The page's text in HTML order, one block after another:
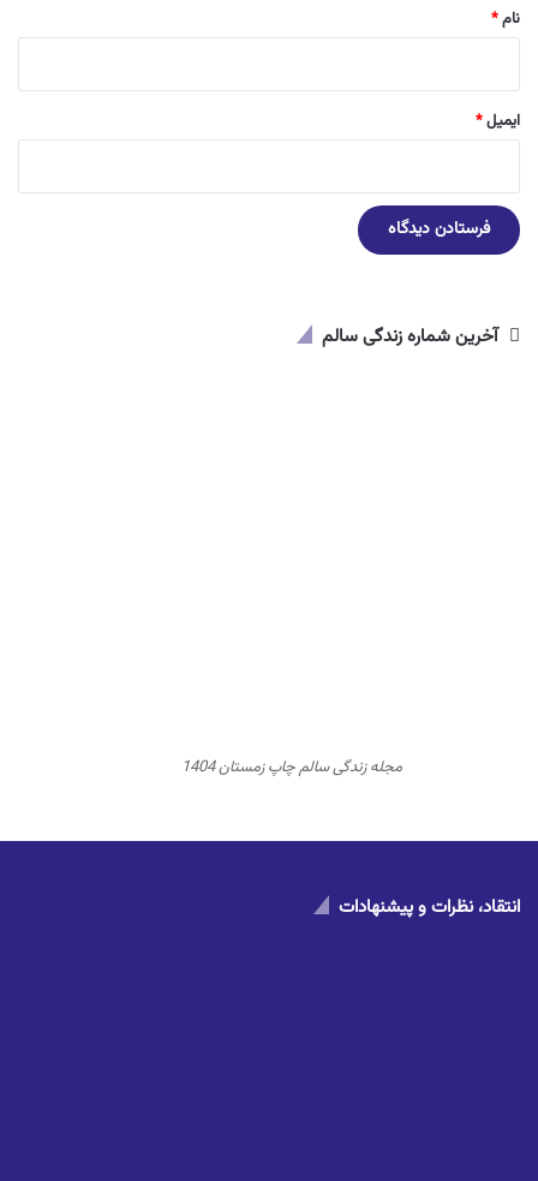
نام*
ایمیل*
آخرین شماره زندگی سالم
مجله زندگی سالم چاپ زمستان 1404
انتقاد، نظرات و پیشنهادات